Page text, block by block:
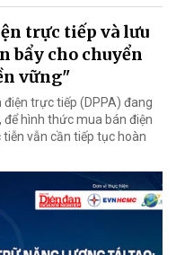
trực tiếp và lưu
bẩy cho chuyển
vững"
trực tiếp (DPPA) đang
hình thức mua bán điện
vẫn cần tiếp tục hoàn